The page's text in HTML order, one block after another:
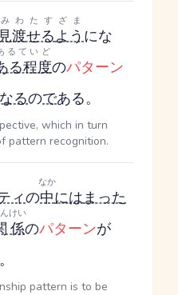
渡せる
みわたす
よう
ざま
にな
る程度
るていど
のパターン
るのである。
which in turn
pattern recognition.
ィの中
なか
にはまった
係
けい
のパターンが
。
pattern is to be